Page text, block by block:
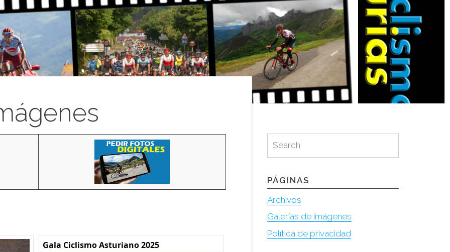
Gala Ciclismo Asturiano 2025
for:
Search
PÁGINAS
Archivos
Galerías de imágenes
Política de privacidad